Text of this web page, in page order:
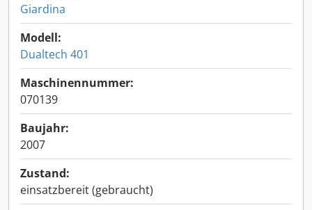
Giardina
Modell:
Dualtech 401
Maschinennummer:
070139
Baujahr:
2007
Zustand:
einsatzbereit (gebraucht)